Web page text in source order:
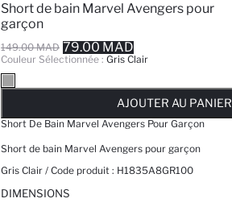
Short de bain Marvel Avengers pour
garçon
149.00 MAD 79.00 MAD
Couleur Sélectionnée : Gris Clair
AJOUTER AU PANIER
Short De Bain Marvel Avengers Pour Garçon
Short de bain Marvel Avengers pour garçon
Gris Clair / Code produit : H1835A8GR100
DIMENSIONS